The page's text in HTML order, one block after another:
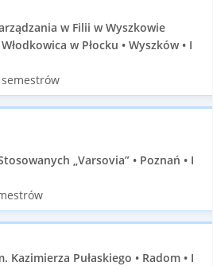
w Filii w Wyszkowie
w Płocku • Wyszków • I
„Varsovia” • Poznań • I
Pułaskiego • Radom • I